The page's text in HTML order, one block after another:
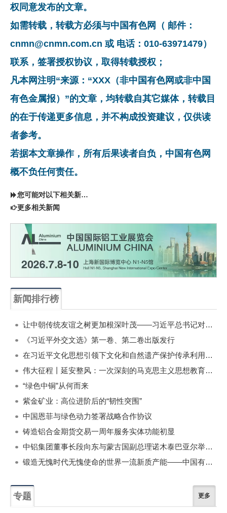
权同意发布的文章。
如需转载，转载方必须与中国有色网（ 邮件：
cnmn@cnmn.com.cn 或 电话：010-63971479）
联系，签署授权协议，取得转载授权；
凡本网注明“来源：“XXX（非中国有色网或非中国
有色金属报）”的文章，均转载自其它媒体，转载目
的在于传递更多信息，并不构成投资建议，仅供读
者参考。
若据本文章操作，所有后果读者自负，中国有色网
概不负任何责任。
您可能对以下相关新闻同样感兴趣
更多相关新闻
新闻排行榜
让中朝传统友谊之树更加根深叶茂——习近平总书记对朝鲜进行国事访问纪实
《习近平外交文选》第一卷、第二卷出版发行
在习近平文化思想引领下文化和自然遗产保护传承利用工作开创新局面
伟大征程丨延安整风：一次深刻的马克思主义思想教育运动
“绿色中铜”从何而来
紫金矿业：高位进阶后的“韧性突围”
中国恩菲与绿色动力签署战略合作协议
铸造铝合金期货交易一周年服务实体功能初显
中铝集团董事长段向东与蒙古国副总理诺木泰巴亚尔举行会谈
锻造无愧时代无愧使命的世界一流新质产能——中国有色金属工业的战略应对与破局之道（二）
专题 更多